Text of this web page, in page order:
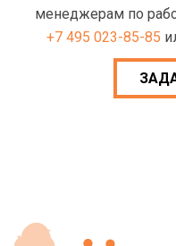
менеджерам по
+7 495 023-85-85